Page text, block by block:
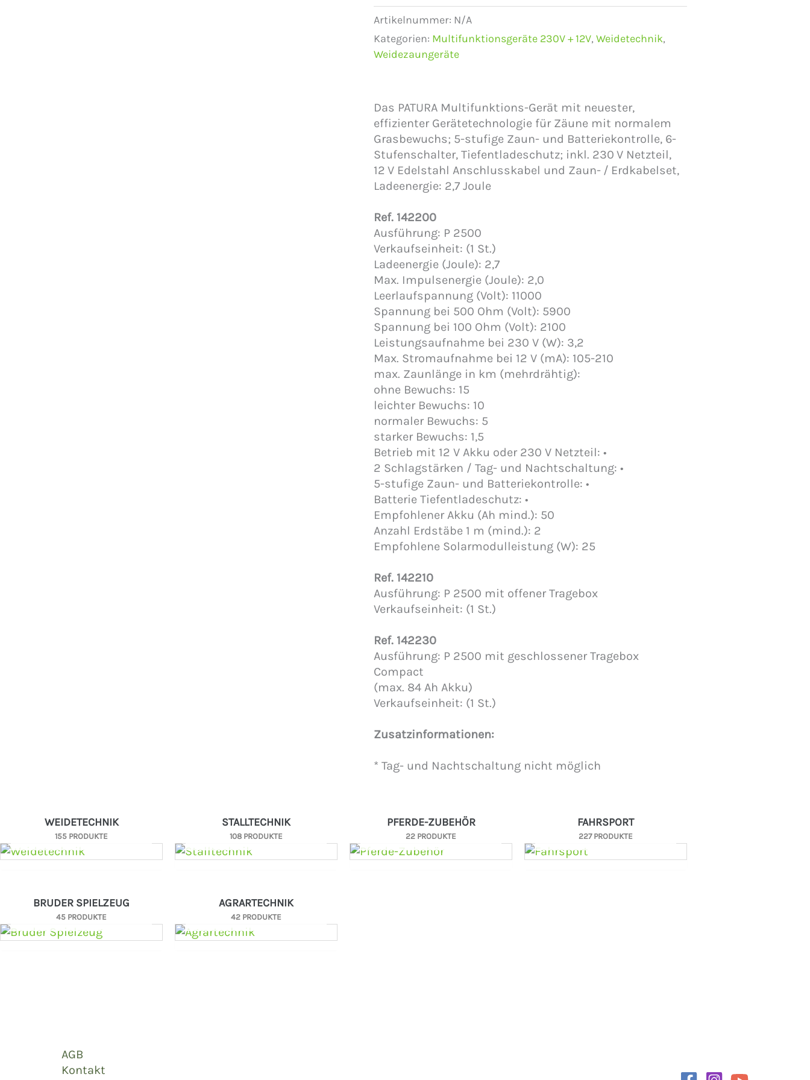
Artikelnummer: N/A
Kategorien: Multifunktionsgeräte 230V + 12V, Weidetechnik,
Weidezaungeräte
Das PATURA Multifunktions-Gerät mit neuester,
effizienter Gerätetechnologie für Zäune mit normalem
Grasbewuchs; 5-stufige Zaun- und Batteriekontrolle, 6-
Stufenschalter, Tiefentladeschutz; inkl. 230 V Netzteil,
12 V Edelstahl Anschlusskabel und Zaun- / Erdkabelset,
Ladeenergie: 2,7 Joule
Ref. 142200
Ausführung: P 2500
Verkaufseinheit: (1 St.)
Ladeenergie (Joule): 2,7
Max. Impulsenergie (Joule): 2,0
Leerlaufspannung (Volt): 11000
Spannung bei 500 Ohm (Volt): 5900
Spannung bei 100 Ohm (Volt): 2100
Leistungsaufnahme bei 230 V (W): 3,2
Max. Stromaufnahme bei 12 V (mA): 105-210
max. Zaunlänge in km (mehrdrähtig):
ohne Bewuchs: 15
leichter Bewuchs: 10
normaler Bewuchs: 5
starker Bewuchs: 1,5
Betrieb mit 12 V Akku oder 230 V Netzteil: •
2 Schlagstärken / Tag- und Nachtschaltung: •
5-stufige Zaun- und Batteriekontrolle: •
Batterie Tiefentladeschutz: •
Empfohlener Akku (Ah mind.): 50
Anzahl Erdstäbe 1 m (mind.): 2
Empfohlene Solarmodulleistung (W): 25
Ref. 142210
Ausführung: P 2500 mit offener Tragebox
Verkaufseinheit: (1 St.)
Ref. 142230
Ausführung: P 2500 mit geschlossener Tragebox
Compact
(max. 84 Ah Akku)
Verkaufseinheit: (1 St.)
Zusatzinformationen:
* Tag- und Nachtschaltung nicht möglich
WEIDETECHNIK
155 PRODUKTE
STALLTECHNIK
108 PRODUKTE
PFERDE-ZUBEHÖR
22 PRODUKTE
FAHRSPORT
227 PRODUKTE
BRUDER SPIELZEUG
45 PRODUKTE
AGRARTECHNIK
42 PRODUKTE
AGB
Kontakt